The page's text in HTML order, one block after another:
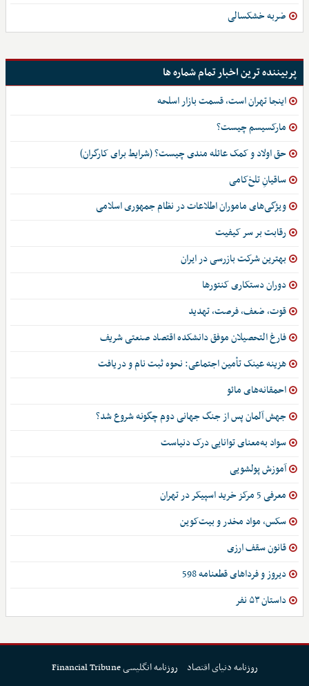
ضربه خشکسالی
پربیننده ترین اخبار تمام شماره ها
اینجا تهران است، قسمت بازار اسلحه
مارکسیسم چیست؟
حق اولاد و کمک عائله مندی چیست؟ (شرایط برای کارگران)
ساقیانِ تلخ‌کامی
ویژگی‌های ماموران اطلاعات در نظام جمهوری اسلامی
رقابت بر سر کیفیت
بهترین شرکت بازرسی در ایران
دوران دستکاری کنتورها
قوت، ضعف، فرصت، تهدید
فارغ التحصیلان موفق دانشکده اقتصاد صنعتی شریف
هزینه عینک تأمین اجتماعی: نحوه ثبت نام و دریافت
احمقانه‌های مائو
جهش آلمان پس از جنگ جهانی دوم چگونه شروع شد؟
سواد به‌معنای توانایی درک دنیاست
آموزش پولشویی
معرفی 5 مرکز خرید اسپیکر در تهران
سکس، مواد مخدر و بیت‌کوین
قانون سقف ارزی
دیروز و فرداهای قطعنامه 598
داستان ۵۳ نفر
روزنامه دنیای اقتصاد
روزنامه انگلیسی Financial Tribune